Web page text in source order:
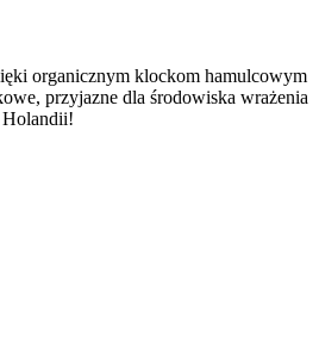
organicznym klockom hamulcowym
przyjazne dla środowiska wrażenia